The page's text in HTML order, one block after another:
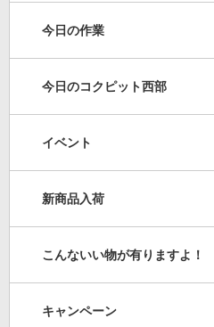
今日の作業
今日のコクピット西部
イベント
新商品入荷
こんないい物が有りますよ！
キャンペーン